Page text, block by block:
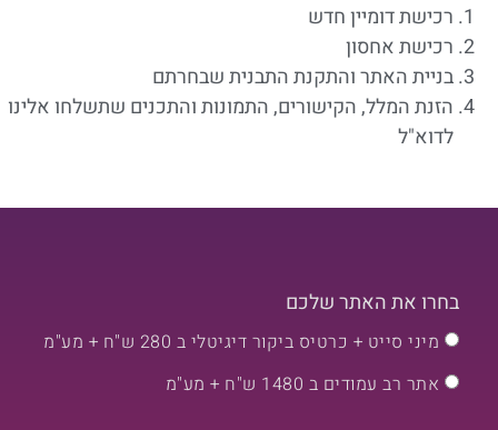
רכישת דומיין חדש
רכישת אחסון
בניית האתר והתקנת התבנית שבחרתם
הזנת המלל, הקישורים, התמונות והתכנים שתשלחו אלינו
לדוא"ל
בחרו את האתר שלכם
מיני סייט + כרטיס ביקור דיגיטלי ב 280 ש"ח + מע"מ
אתר רב עמודים ב 1480 ש"ח + מע"מ